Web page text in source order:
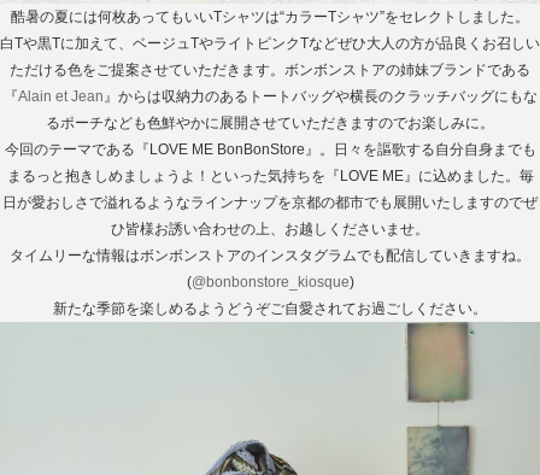
酷暑の夏には何枚あってもいいTシャツは“カラーTシャツ”をセレクトしました。
白Tや黒Tに加えて、ベージュTやライトピンクTなどぜひ大人の方が品良くお召しい
ただける色をご提案させていただきます。ボンボンストアの姉妹ブランドである
『Alain et Jean』からは収納力のあるトートバッグや横長のクラッチバッグにもな
るポーチなども色鮮やかに展開させていただきますのでお楽しみに。
今回のテーマである『LOVE ME BonBonStore』。日々を謳歌する自分自身までも
まるっと抱きしめましょうよ！といった気持ちを『LOVE ME』に込めました。毎
日が愛おしさで溢れるようなラインナップを京都の都市でも展開いたしますのでぜ
ひ皆様お誘い合わせの上、お越しくださいませ。
タイムリーな情報はボンボンストアのインスタグラムでも配信していきますね。
(@bonbonstore_kiosque)
新たな季節を楽しめるようどうぞご自愛されてお過ごしください。